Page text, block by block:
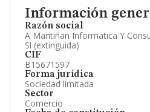
Información
Razón social
A Mantiñan Informatica Y
Sl (extinguida)
CIF
B15671597
Forma jurídica
Sociedad limitada
Sector
Comercio
Artículos de prensa
Información oficial y